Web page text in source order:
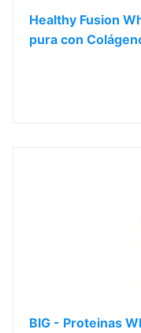
Healthy Fusion
pura con
BIG - Proteinas